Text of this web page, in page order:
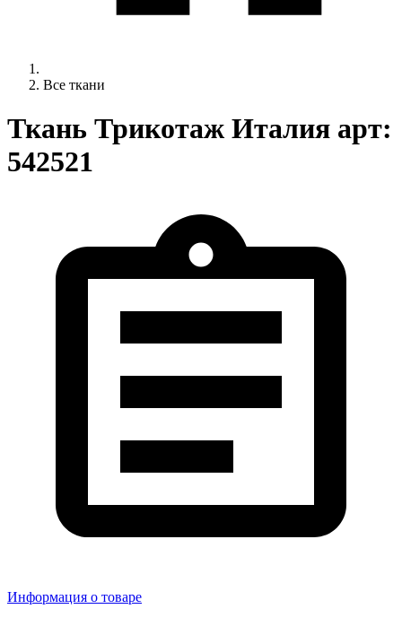
Все ткани
Ткань Трикотаж Италия арт:
542521
Информация о товаре